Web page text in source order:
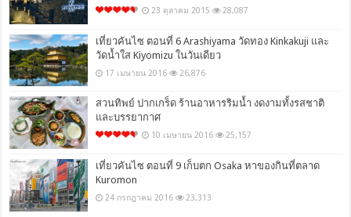
23 ตุลาคม 2015 28,087
เที่ยวคันไซ ตอนที่ 6 Arashiyama วัดทอง Kinkakuji และ
วัดน้ำใส Kiyomizu ในวันเดียว
17 เมษายน 2016 26,876
สวนทิพย์ ปากเกร็ด ร้านอาหารริมน้ำ งดงามทั้งรสชาติ
และบรรยากาศ
10 เมษายน 2016 25,157
เที่ยวคันไซ ตอนที่ 9 เก็บตก Osaka หาของกินที่ตลาด
Kuromon
24 กรกฎาคม 2016 23,313